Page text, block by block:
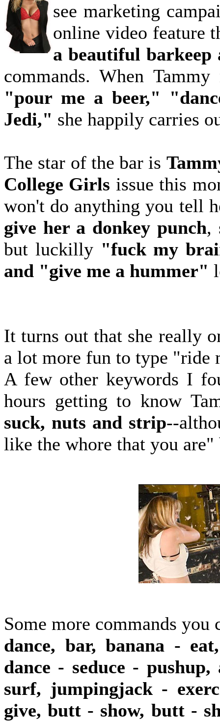
see marketing
online video feature
a beautiful barkeep
commands. When
"pour me a beer,"
Jedi," she happily carries
The star of the bar is
College Girls issue this
won't do anything you tell
give her a donkey punch,
but luckilly "fuck my
and "give me a hummer"
It turns out that she really
a lot more fun to type
A few other keywords I
hours getting to know
suck, nuts and strip--
like the whore that you
Some more commands
dance, bar, banana -
dance - seduce -
surf, jumpingjack -
give, butt - show, butt -